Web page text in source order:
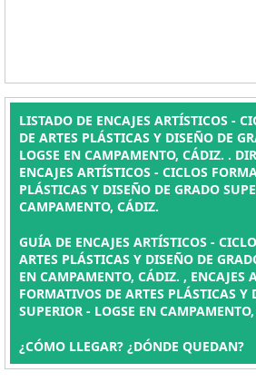
LISTADO DE ENCAJES ARTÍSTICOS -
DE ARTES PLÁSTICAS Y DISEÑO DE
LOGSE EN CAMPAMENTO, CÁDIZ. .
ENCAJES ARTÍSTICOS - CICLOS
PLÁSTICAS Y DISEÑO DE GRADO
CAMPAMENTO, CÁDIZ.
GUÍA DE ENCAJES ARTÍSTICOS -
ARTES PLÁSTICAS Y DISEÑO DE
EN CAMPAMENTO, CÁDIZ. , ENCAJES
FORMATIVOS DE ARTES PLÁSTICAS Y
SUPERIOR - LOGSE EN
¿CÓMO LLEGAR? ¿DÓNDE QUEDAN?